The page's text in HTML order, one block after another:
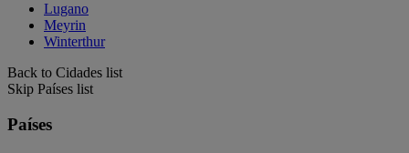
Lugano
Meyrin
Winterthur
Back to Cidades list
Skip Países list
Países